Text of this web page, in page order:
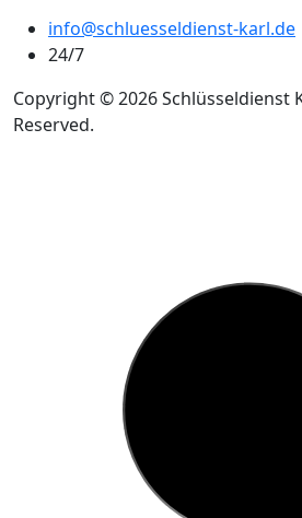
info@schluesseldienst-karl.de
24/7
Copyright © 2026 Schlüsseldienst
Reserved.